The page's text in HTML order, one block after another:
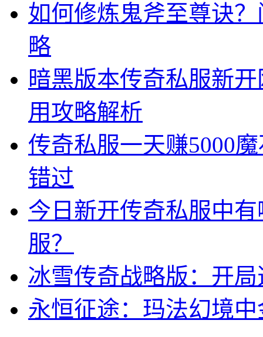
如何修炼鬼斧至尊诀
略
暗黑版本传奇私服新
用攻略解析
传奇私服一天赚5000
错过
今日新开传奇私服中
服？
冰雪传奇战略版：开
永恒征途：玛法幻境